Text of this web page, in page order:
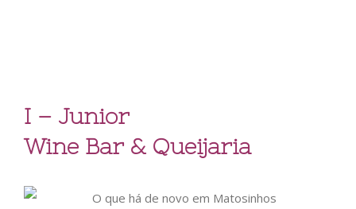
I – Junior
Wine Bar & Queijaria